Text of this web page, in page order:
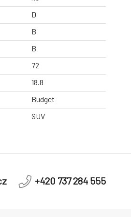
D
B
B
72
18.8
Budget
SUV
+420 737 284 555